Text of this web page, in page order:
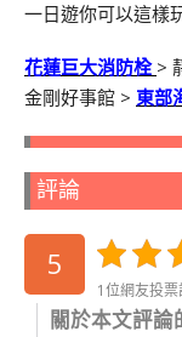
一日遊你可以這樣
花蓮巨大消防栓 >
金剛好事館 > 東部
評論
5
1位網友投
關於本文評論